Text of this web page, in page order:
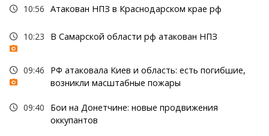
10:56 Атакован НПЗ в Краснодарском крае рф
10:23 В Самарской области рф атакован НПЗ
09:46
РФ атаковала Киев и область: есть погибшие,
возникли масштабные пожары
09:40
Бои на Донетчине: новые продвижения
оккупантов